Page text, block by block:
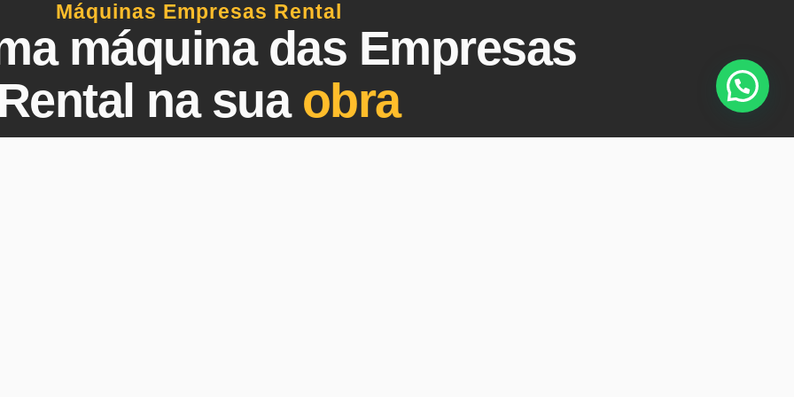
Máquinas Empresas Rental
máquina das Empresas
Rental na sua obra